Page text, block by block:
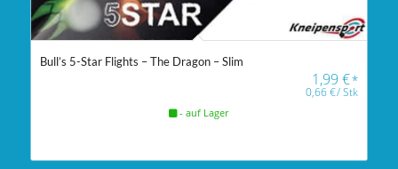
Bull’s 5-Star Flights – The Dragon – Slim
1,99€*
0,66€/Stk
- auf Lager